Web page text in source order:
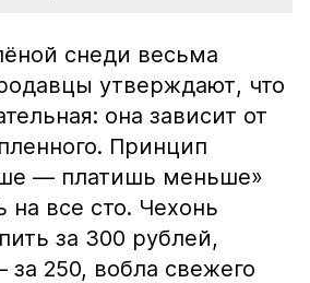
снеди весьма
утверждают, что
она зависит от
Принцип
— платишь меньше»
на все сто. Чехонь
за 300 рублей,
за 250, вобла свежего